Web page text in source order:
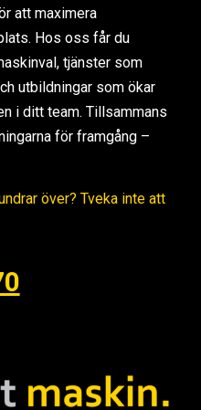
att maximera
Hos oss får du
tjänster som
utbildningar som ökar
i ditt team. Tillsammans
för framgång –
över? Tveka inte att